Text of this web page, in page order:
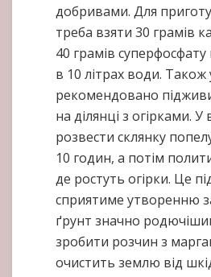
добривами. Для
треба взяти 30 грамів
40 грамів
в 10 літрах води. Також
рекомендовано
на ділянці з огірками. У
розвести склянку
10 годин, а потім
де ростуть огірки. Це
сприятиме утворенню
ґрунт значно
зробити розчин з
очистить землю від